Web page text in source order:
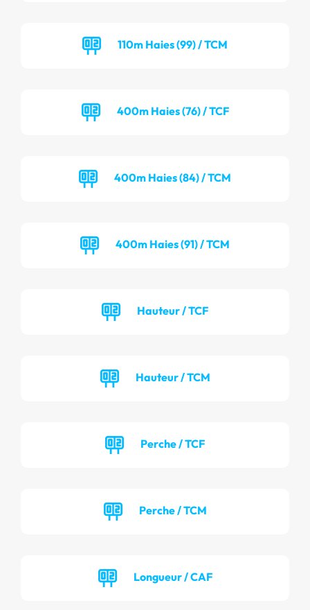
110m Haies (99) / TCM
400m Haies (76) / TCF
400m Haies (84) / TCM
400m Haies (91) / TCM
Hauteur / TCF
Hauteur / TCM
Perche / TCF
Perche / TCM
Longueur / CAF